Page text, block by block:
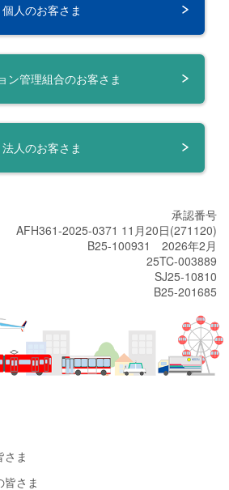
個人のお客さま
ン管理組合のお客さま
法人のお客さま
承認番号
AFH361-2025-0371 11月20日(271120)
B25-100931 2026年2月
25TC-003889
SJ25-10810
B25-201685
ま
さま